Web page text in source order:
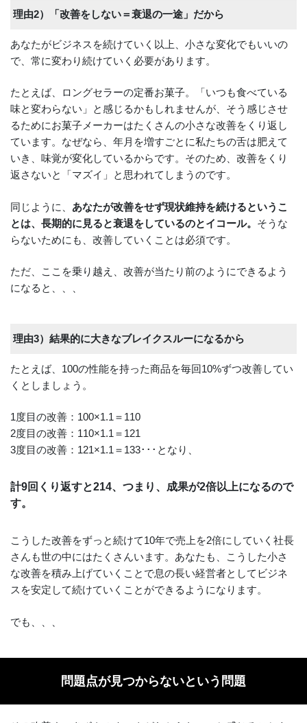
理由2）「改善をしない＝衰退の一途」だから
あなたがビジネスを続けていく以上、小さな変化でもいいの
で、常に変わり続けていく必要があります。
たとえば、ロングセラーの定番お菓子。「いつも食べている
味と変わらない」と感じるかもしれませんが、そう感じさせ
るためにお菓子メーカーはたくさんの小さな改善をくり返し
ています。なぜなら、年月を増すごとに私たちの舌は肥えて
いき、味覚が変化しているからです。そのため、改善をくり
返さないと「マズイ」と思われてしまうのです。
同じように、 あなたが改善をせず現状維持を続けるというこ
とは、長期的に見ると衰退をしているのとイコール。 そうな
らないためにも、改善していくことは必須です。
ただ、ここを乗り越え、改善が当たり前のようにできるよう
になると、、、
理由3）結果的に大きなブレイクスルーになるから
たとえば、100の性能を持った商品を毎回10%ずつ改善してい
くとしましょう。
1度目の改善：100×1.1＝110
2度目の改善：110×1.1＝121
3度目の改善：121×1.1＝133･･･となり、
計9回くり返すと214、つまり、成果が2倍以上になるので
す。
こうした改善をずっと続けて10年で売上を2倍にしていく社長
さんも世の中にはたくさんいます。あなたも、こうした小さ
な改善を積み上げていくことで息の長い経営者としてビジネ
スを安定して続けていくことができるようになります。
でも、、、
問題点が見つからないという問題